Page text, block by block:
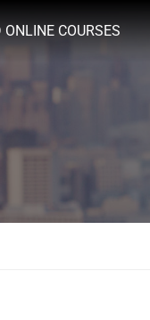
ONLINE COURSES